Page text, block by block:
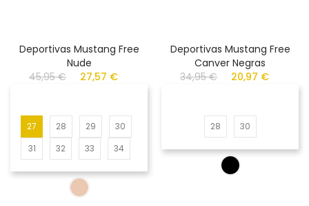
Deportivas Mustang Free
Nude
45,95 €
27,57 €
27 28 29
30
31
32 33 34
Deportivas Mustang Free
Canver Negras
34,95 €
20,97 €
28 30